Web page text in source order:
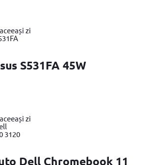
zi
S531FA 45W
zi
Dell Chromebook 11